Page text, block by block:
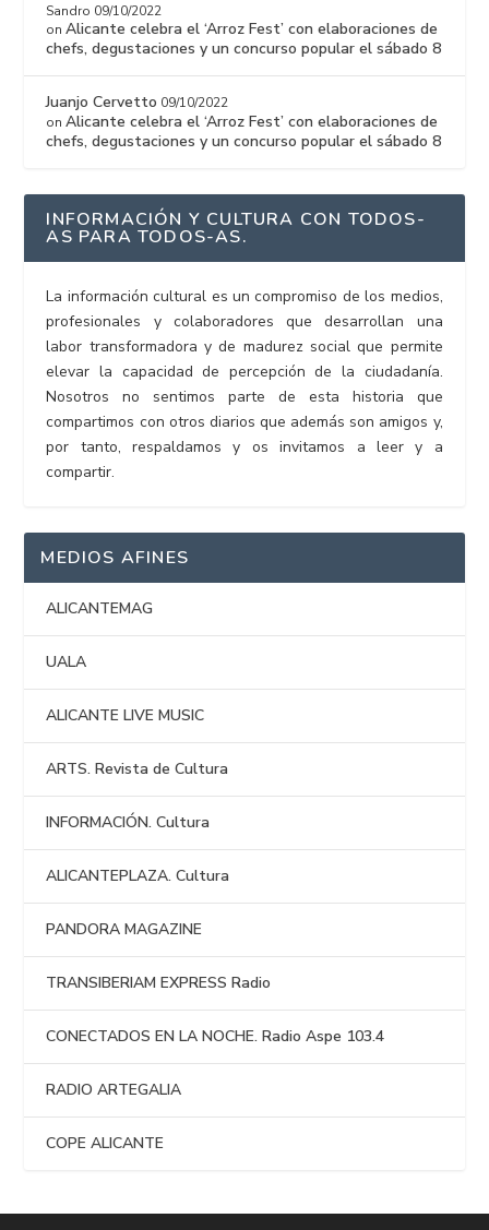
Sandro 09/10/2022
onAlicante celebra el ‘Arroz Fest’ con elaboraciones de
chefs, degustaciones y un concurso popular el sábado 8
Juanjo Cervetto 09/10/2022
onAlicante celebra el ‘Arroz Fest’ con elaboraciones de
chefs, degustaciones y un concurso popular el sábado 8
INFORMACIÓN Y CULTURA CON TODOS-
AS PARA TODOS-AS.
La información cultural es un compromiso de los medios,
profesionales y colaboradores que desarrollan una
labor transformadora y de madurez social que permite
elevar la capacidad de percepción de la ciudadanía.
Nosotros no sentimos parte de esta historia que
compartimos con otros diarios que además son amigos y,
por tanto, respaldamos y os invitamos a leer y a
compartir.
MEDIOS AFINES
ALICANTEMAG
UALA
ALICANTE LIVE MUSIC
ARTS. Revista de Cultura
INFORMACIÓN. Cultura
ALICANTEPLAZA. Cultura
PANDORA MAGAZINE
TRANSIBERIAM EXPRESS Radio
CONECTADOS EN LA NOCHE. Radio Aspe 103.4
RADIO ARTEGALIA
COPE ALICANTE